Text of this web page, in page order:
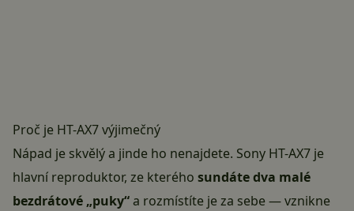
Proč je HT-AX7 výjimečný
Nápad je skvělý a jinde ho nenajdete. Sony HT-AX7 je
hlavní reproduktor, ze kterého sundáte dva malé
bezdrátové „puky“a rozmístíte je za sebe — vznikne